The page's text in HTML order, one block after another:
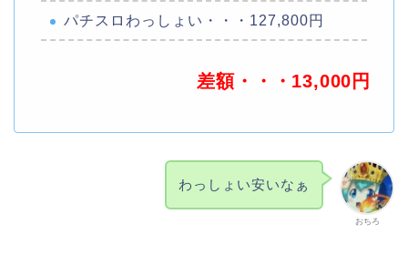
パチスロわっしょい・・・127,800円
差額・・・13,000円
おちろ
わっしょい安いなぁ